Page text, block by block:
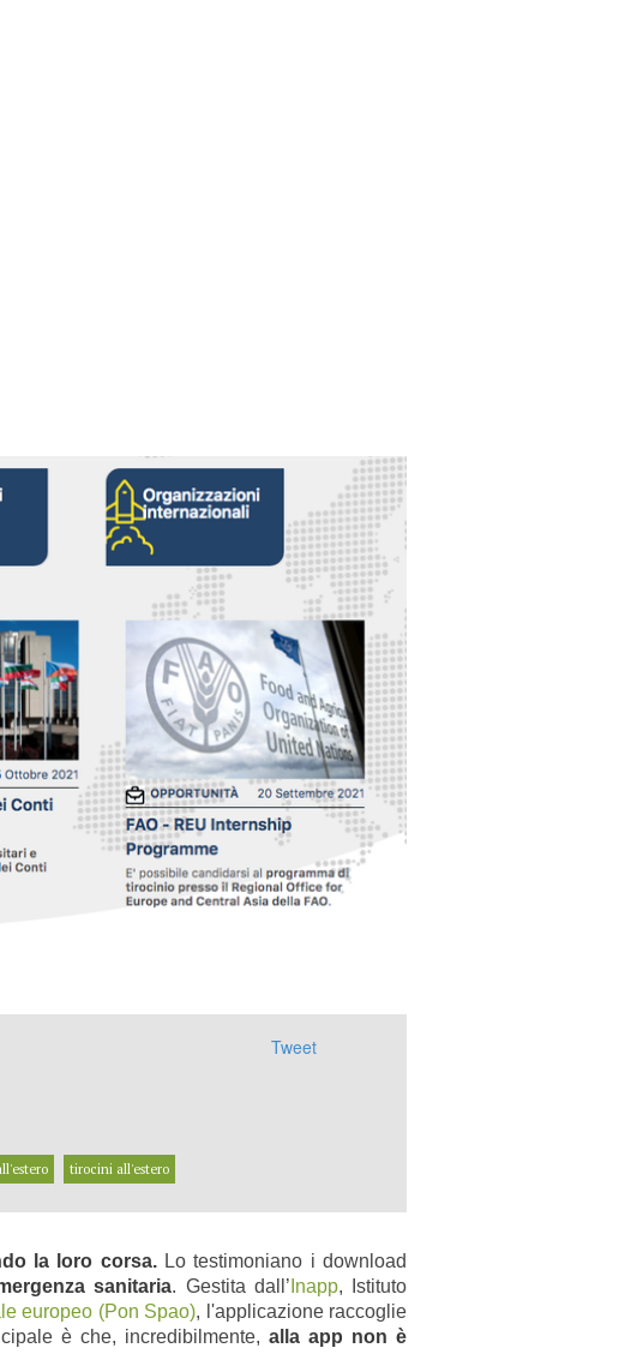
tirocini all'estero
Tweet
la loro corsa.Lo testimoniano i download
sanitaria. Gestita dall’ Inapp, Istituto
europeo (Pon Spao), l'applicazione raccoglie
è che, incredibilmente, alla app non è